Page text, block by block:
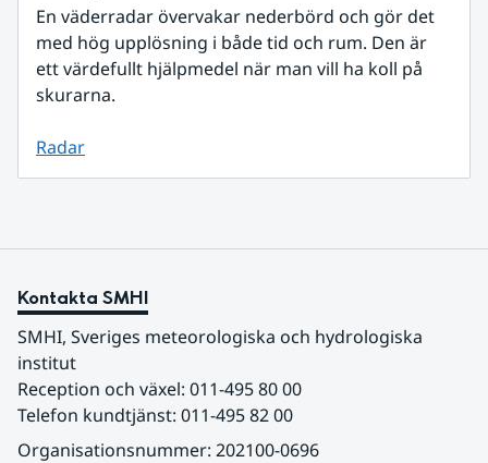
En väderradar övervakar nederbörd och gör det
med hög upplösning i både tid och rum. Den är
ett värdefullt hjälpmedel när man vill ha koll på
skurarna.
Radar
Kontakta SMHI
SMHI, Sveriges meteorologiska och hydrologiska
institut
Reception och växel: 011-495 80 00
Telefon kundtjänst: 011-495 82 00
Organisationsnummer: 202100-0696